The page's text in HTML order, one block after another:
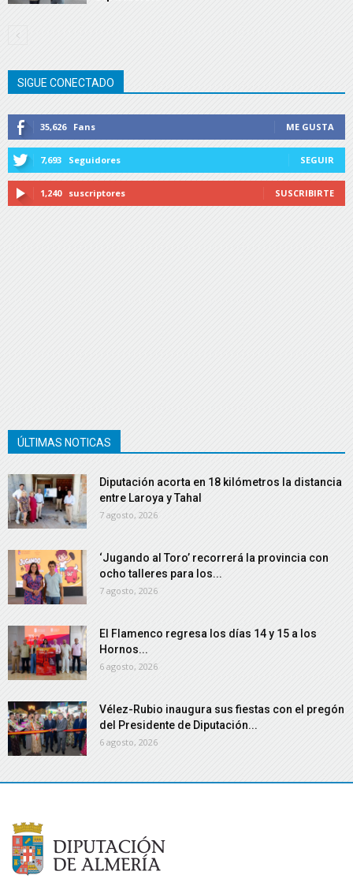
SIGUE CONECTADO
35,626 Fans ME GUSTA
7,693 Seguidores SEGUIR
1,240 suscriptores SUSCRIBIRTE
ÚLTIMAS NOTICAS
Diputación acorta en 18 kilómetros la distancia
entre Laroya y Tahal
7 agosto, 2026
‘Jugando al Toro’ recorrerá la provincia con
ocho talleres para los...
7 agosto, 2026
El Flamenco regresa los días 14 y 15 a los
Hornos...
6 agosto, 2026
Vélez-Rubio inaugura sus fiestas con el pregón
del Presidente de Diputación...
6 agosto, 2026